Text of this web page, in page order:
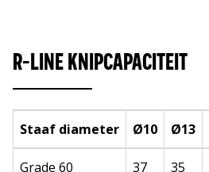
R-LINE KNIPCAPACITEIT
Staaf diameter Ø10 Ø13
Grade 60 37 35